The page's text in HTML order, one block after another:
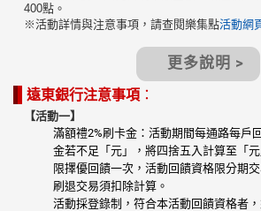
400點。
※活動詳情與注意事項，請查閱樂集點活動網
更多說明 >
遠東銀行注意事項 ：
【活動一】
滿額禮2%刷卡金：活動期間每通路每戶
金若不足「元」，將四捨五入計算至「
限擇優回饋一次，活動回饋資格限分期
刷退交易須扣除計算。
活動採登錄制，符合本活動回饋資格者